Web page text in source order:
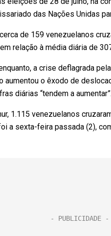
das Nações Unidas
de 159 venezuelanos
relação à média diária de
a crise deflagrada
aumentou o êxodo de
diárias “tendem a
1.115 venezuelanos
a sexta-feira passada (2),